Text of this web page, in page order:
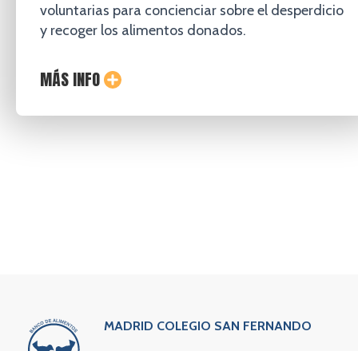
voluntarias para concienciar sobre el desperdicio
y recoger los alimentos donados.
MÁS INFO
MADRID COLEGIO SAN FERNANDO